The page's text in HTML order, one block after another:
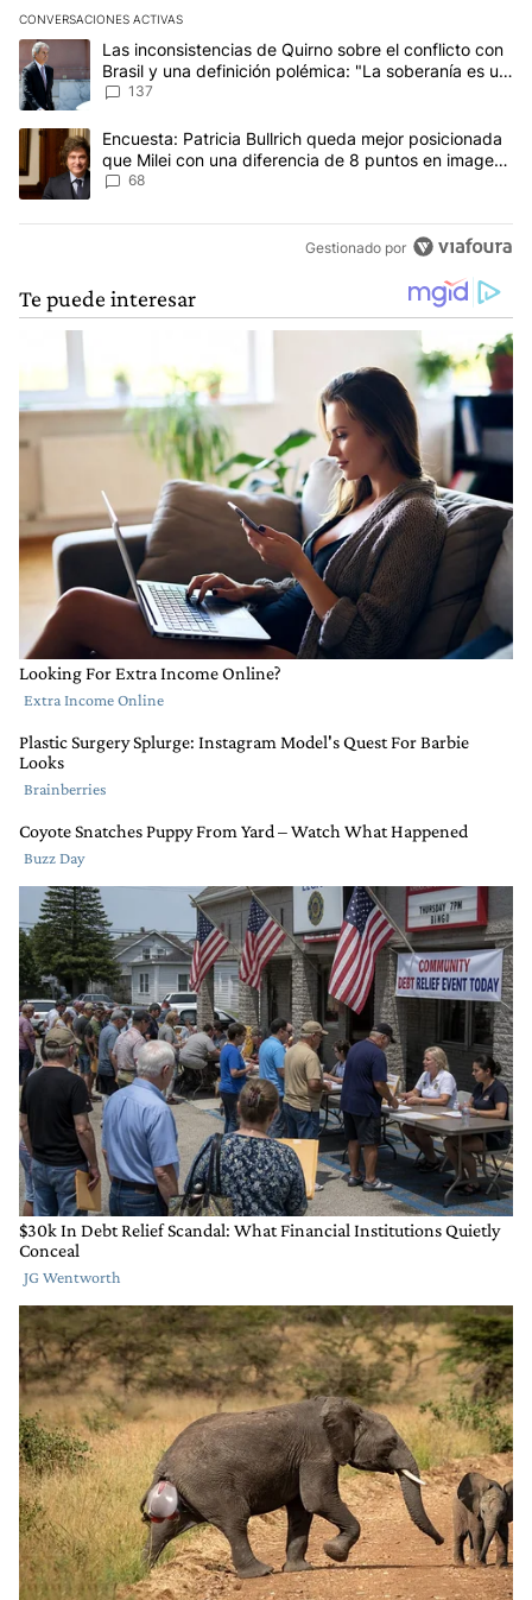
CONVERSACIONES ACTIVAS
Este listado muestra los artículos con más comentarios en los
Un artículo de tendencia con el título "Las inconsistencias de
Las inconsistencias de Quirno sobre el conflicto con
Brasil y una definición polémica: "La soberanía es un
concepto antiguo"
137
Un artículo de tendencia con el título "Encuesta: Patricia
Encuesta: Patricia Bullrich queda mejor posicionada
que Milei con una diferencia de 8 puntos en imagen
negativa
68
Gestionado por